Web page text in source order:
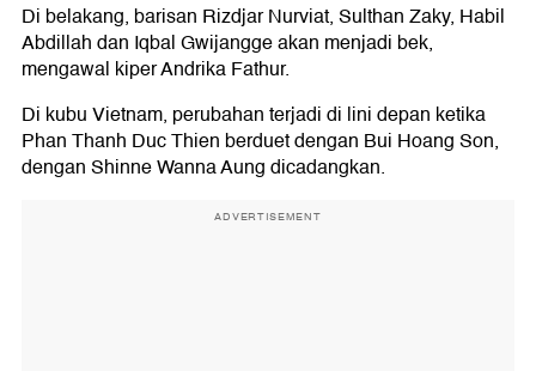
Di belakang, barisan Rizdjar Nurviat, Sulthan Zaky, Habil
Abdillah dan Iqbal Gwijangge akan menjadi bek,
mengawal kiper Andrika Fathur.
Di kubu Vietnam, perubahan terjadi di lini depan ketika
Phan Thanh Duc Thien berduet dengan Bui Hoang Son,
dengan Shinne Wanna Aung dicadangkan.
ADVERTISEMENT